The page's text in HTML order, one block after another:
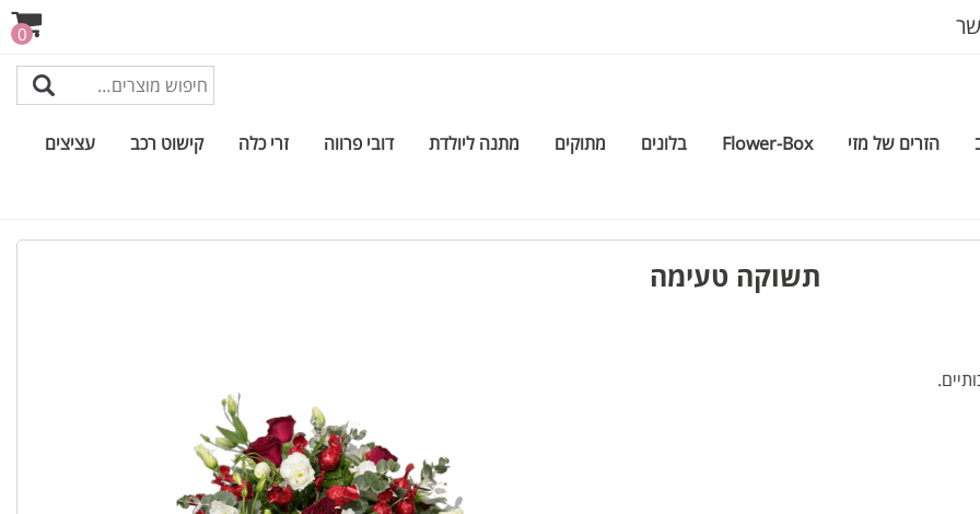
0
הזרים של מזי Flower-Box בלונים מתוקים מתנה ליולדת דובי פרווה זרי כלה קישוט רכב עציצים
תשוקה טעימה